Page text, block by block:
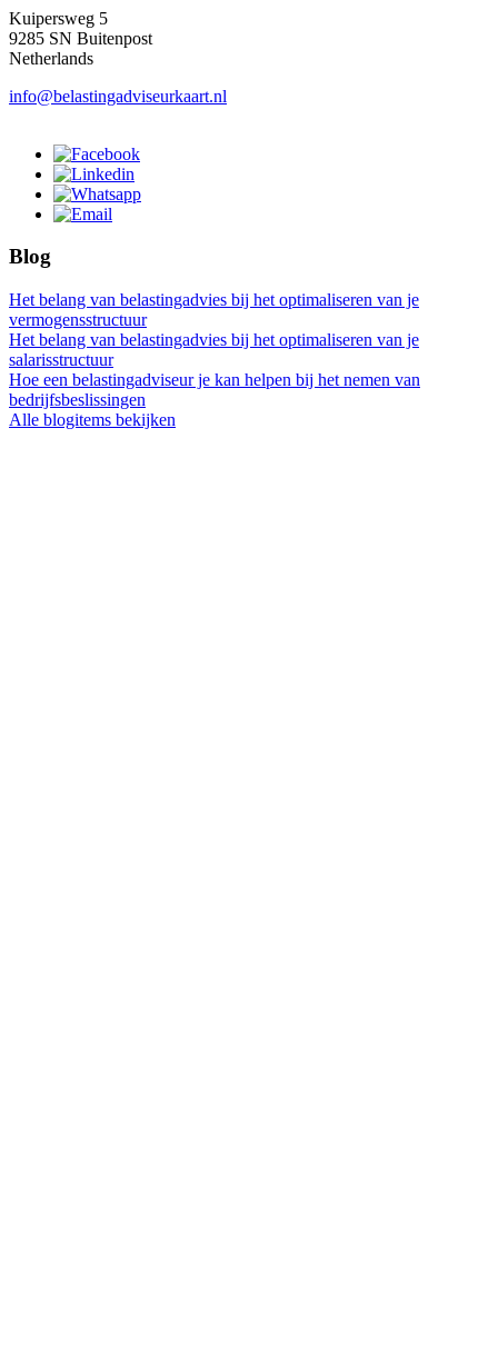
Kuipersweg 5
9285 SN Buitenpost
Netherlands
info@belastingadviseurkaart.nl
Blog
Het belang van belastingadvies bij het optimaliseren van je
vermogensstructuur
Het belang van belastingadvies bij het optimaliseren van je
salarisstructuur
Hoe een belastingadviseur je kan helpen bij het nemen van
bedrijfsbeslissingen
Alle blogitems bekijken